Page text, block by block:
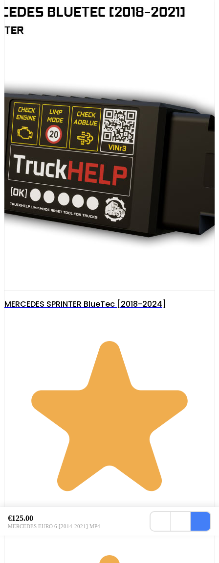
MERCEDES SPRINTER BlueTec [2018-2024]
€125.00
MERCEDES EURO 6 [2014-2021] MP4